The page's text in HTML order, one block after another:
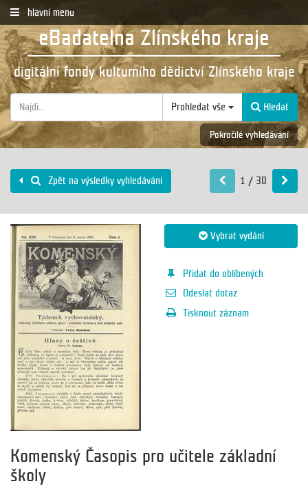
hlavní menu
eBadatelna Zlínského kraje
digitální fondy kulturního dědictví Zlínského kraje
Prohledat vše Hledat
Pokročilé vyhledávání
Zpět na výsledky vyhledávání 1 / 30
Vybrat vydání
Přidat do oblíbených
Odeslat dotaz
Tisknout záznam
Komenský Časopis pro učitele základní
školy